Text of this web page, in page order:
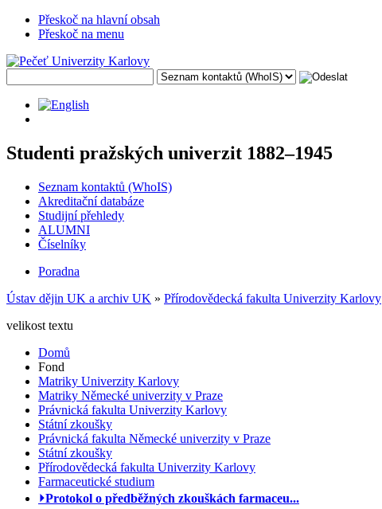
Přeskoč na hlavní obsah
Přeskoč na menu
Studenti pražských univerzit 1882–1945
Seznam kontaktů (WhoIS)
Akreditační databáze
Studijní přehledy
ALUMNI
Číselníky
Poradna
Ústav dějin UK a archiv UK » Přírodovědecká fakulta Univerzity Karlovy
velikost textu
Domů
Fond
Matriky Univerzity Karlovy
Matriky Německé univerzity v Praze
Právnická fakulta Univerzity Karlovy
Státní zkoušky
Právnická fakulta Německé univerzity v Praze
Státní zkoušky
Přírodovědecká fakulta Univerzity Karlovy
Farmaceutické studium
⏵Protokol o předběžných zkouškách farmaceu...